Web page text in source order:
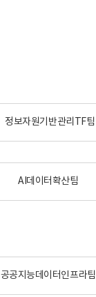
정보자원기반관리TF팀
AI데이터확산팀
공공지능데이터인프라팀